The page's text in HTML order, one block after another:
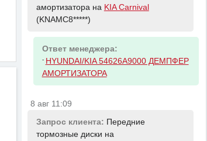
амортизатора на KIA Carnival
(KNAMC8*****)
Ответ менеджера:
- HYUNDAI/KIA 54626A9000 ДЕМПФЕР
АМОРТИЗАТОРА
8 авг 11:09
Запрос клиента: Передние
тормозные диски на